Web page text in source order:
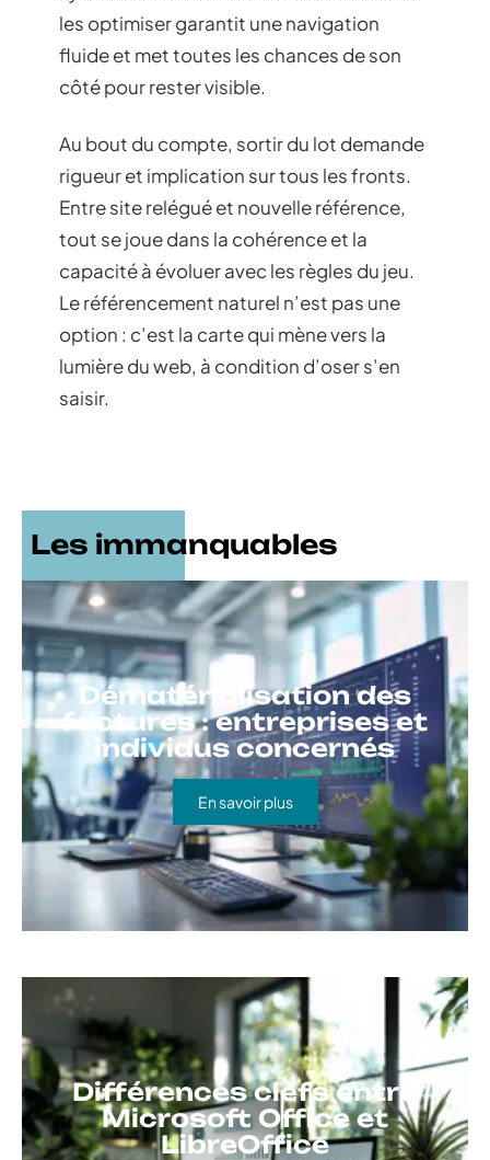
les optimiser garantit une navigation
fluide et met toutes les chances de son
côté pour rester visible.
Au bout du compte, sortir du lot demande
rigueur et implication sur tous les fronts.
Entre site relégué et nouvelle référence,
tout se joue dans la cohérence et la
capacité à évoluer avec les règles du jeu.
Le référencement naturel n’est pas une
option : c’est la carte qui mène vers la
lumière du web, à condition d’oser s’en
saisir.
Les immanquables
Dématérialisation des
factures : entreprises et
individus concernés
En savoir plus
Différences clefs entre
Microsoft Office et
LibreOffice